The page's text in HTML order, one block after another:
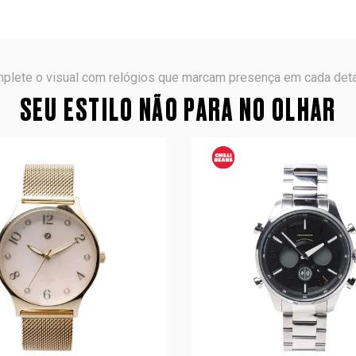
o visual com relógios que marcam presença em cada
SEU ESTILO NÃO PARA NO OLHAR